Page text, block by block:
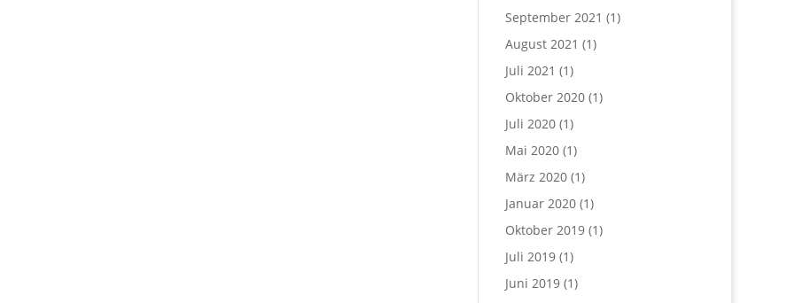
September 2021 (1)
August 2021 (1)
Juli 2021 (1)
Oktober 2020(1)
Juli 2020(1)
Mai 2020(1)
März 2020(1)
Januar 2020(1)
Oktober 2019(1)
Juli 2019(1)
Juni 2019(1)